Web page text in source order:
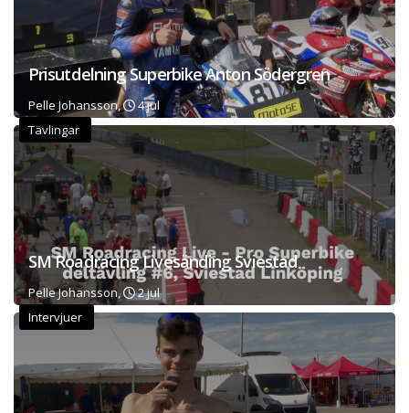
Prisutdelning Superbike Anton Södergren
Pelle Johansson,
4 jul
Tävlingar
SM Roadracing Livesänding Sviestad
Pelle Johansson,
2 jul
Intervjuer